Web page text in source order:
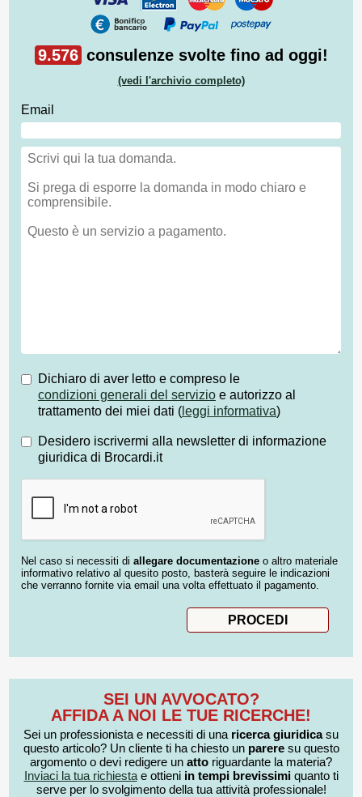
9.576 consulenze svolte fino ad oggi!
(vedi l'archivio completo)
Email
Dichiaro di aver letto e compreso le
condizioni generali del servizio e autorizzo al
trattamento dei miei dati ( leggi informativa)
Desidero iscrivermi alla newsletter di informazione
giuridica di Brocardi.it
Nel caso si necessiti di allegare documentazione o altro materiale
informativo relativo al quesito posto, basterà seguire le indicazioni
che verranno fornite via email una volta effettuato il pagamento.
SEI UN AVVOCATO?
AFFIDA A NOI LE TUE RICERCHE!
Sei un professionista e necessiti di una ricerca giuridicasu
questo articolo? Un cliente ti ha chiesto un pareresu questo
argomento o devi redigere un atto riguardante la materia?
Inviaci la tua richiestae ottieni in tempi brevissimiquanto ti
serve per lo svolgimento della tua attività professionale!